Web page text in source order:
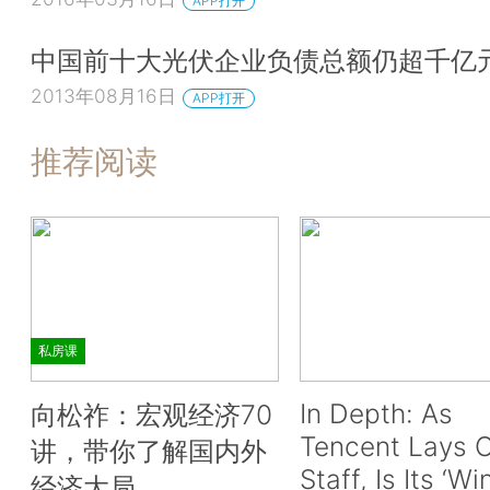
中国前十大光伏企业负债总额仍超千亿
2013年08月16日 APP打开
推荐阅读
私房课
向松祚：宏观经济70
讲，带你了解国内外
In Depth: As
Tencent Lays
Staff, Is Its